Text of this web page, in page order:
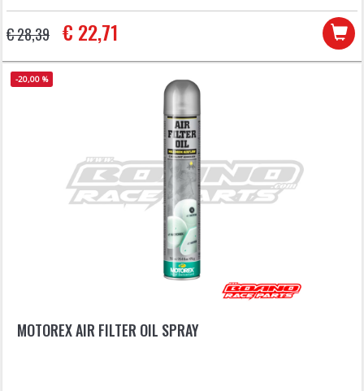
€ 28,39 € 22,71
-20,00 %
MOTOREX AIR FILTER OIL SPRAY